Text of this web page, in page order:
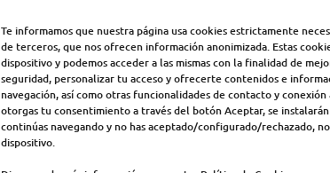
Te informamos que nuestra página usa cookies estrictamente
de terceros, que nos ofrecen información anonimizada. Estas
dispositivo y podemos acceder a las mismas con la finalidad de
seguridad, personalizar tu acceso y ofrecerte contenidos e
navegación, así como otras funcionalidades de contacto y conexión
otorgas tu consentimiento a través del botón Aceptar, se
continúas navegando y no has aceptado/configurado/rechazado,
dispositivo.